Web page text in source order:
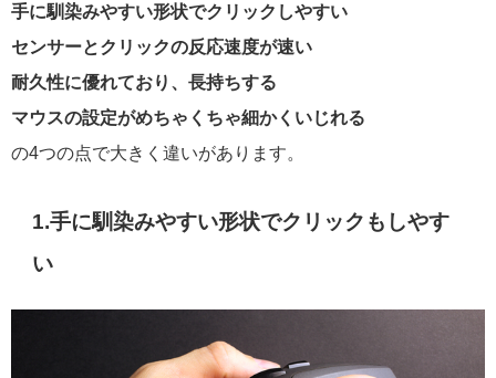
手に馴染みやすい形状でクリックしやすい
センサーとクリックの反応速度が速い
耐久性に優れており、長持ちする
マウスの設定がめちゃくちゃ細かくいじれる
の4つの点で大きく違いがあります。
1.手に馴染みやすい形状でクリックもしやす
い